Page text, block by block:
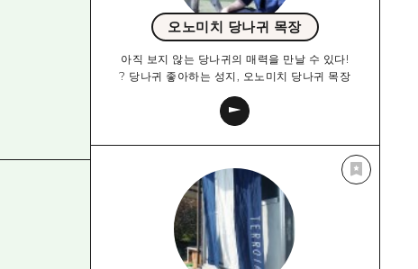
오노미치 당나귀 목장
아직 보지 않는 당나귀의 매력을 만날 수 있다!
? 당나귀 좋아하는 성지, 오노미치 당나귀 목장